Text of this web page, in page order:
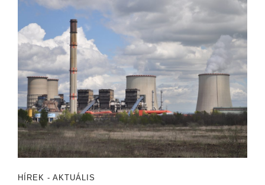
HÍREK - AKTUÁLIS